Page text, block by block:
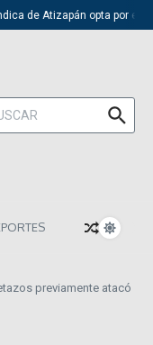
de Atizapán opta por el
previamente atacó